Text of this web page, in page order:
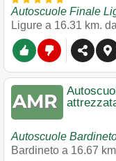
Autoscuole Finale
Ligure a 16.31 km.
Autoscuole
Bardineto a 16.67